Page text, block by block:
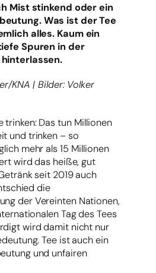
Mist stinkend oder ein
Was ist der Tee
alles. Kaum ein
Spuren in der
KNA | Bilder: Volker
trinken: Das tun Millionen
und trinken – so
mehr als 15 Millionen
wird das heiße, gut
seit 2019 auch
die
der Vereinten Nationen,
Tag des Tees
wird damit nicht nur
Tee ist auch ein
und unfairen